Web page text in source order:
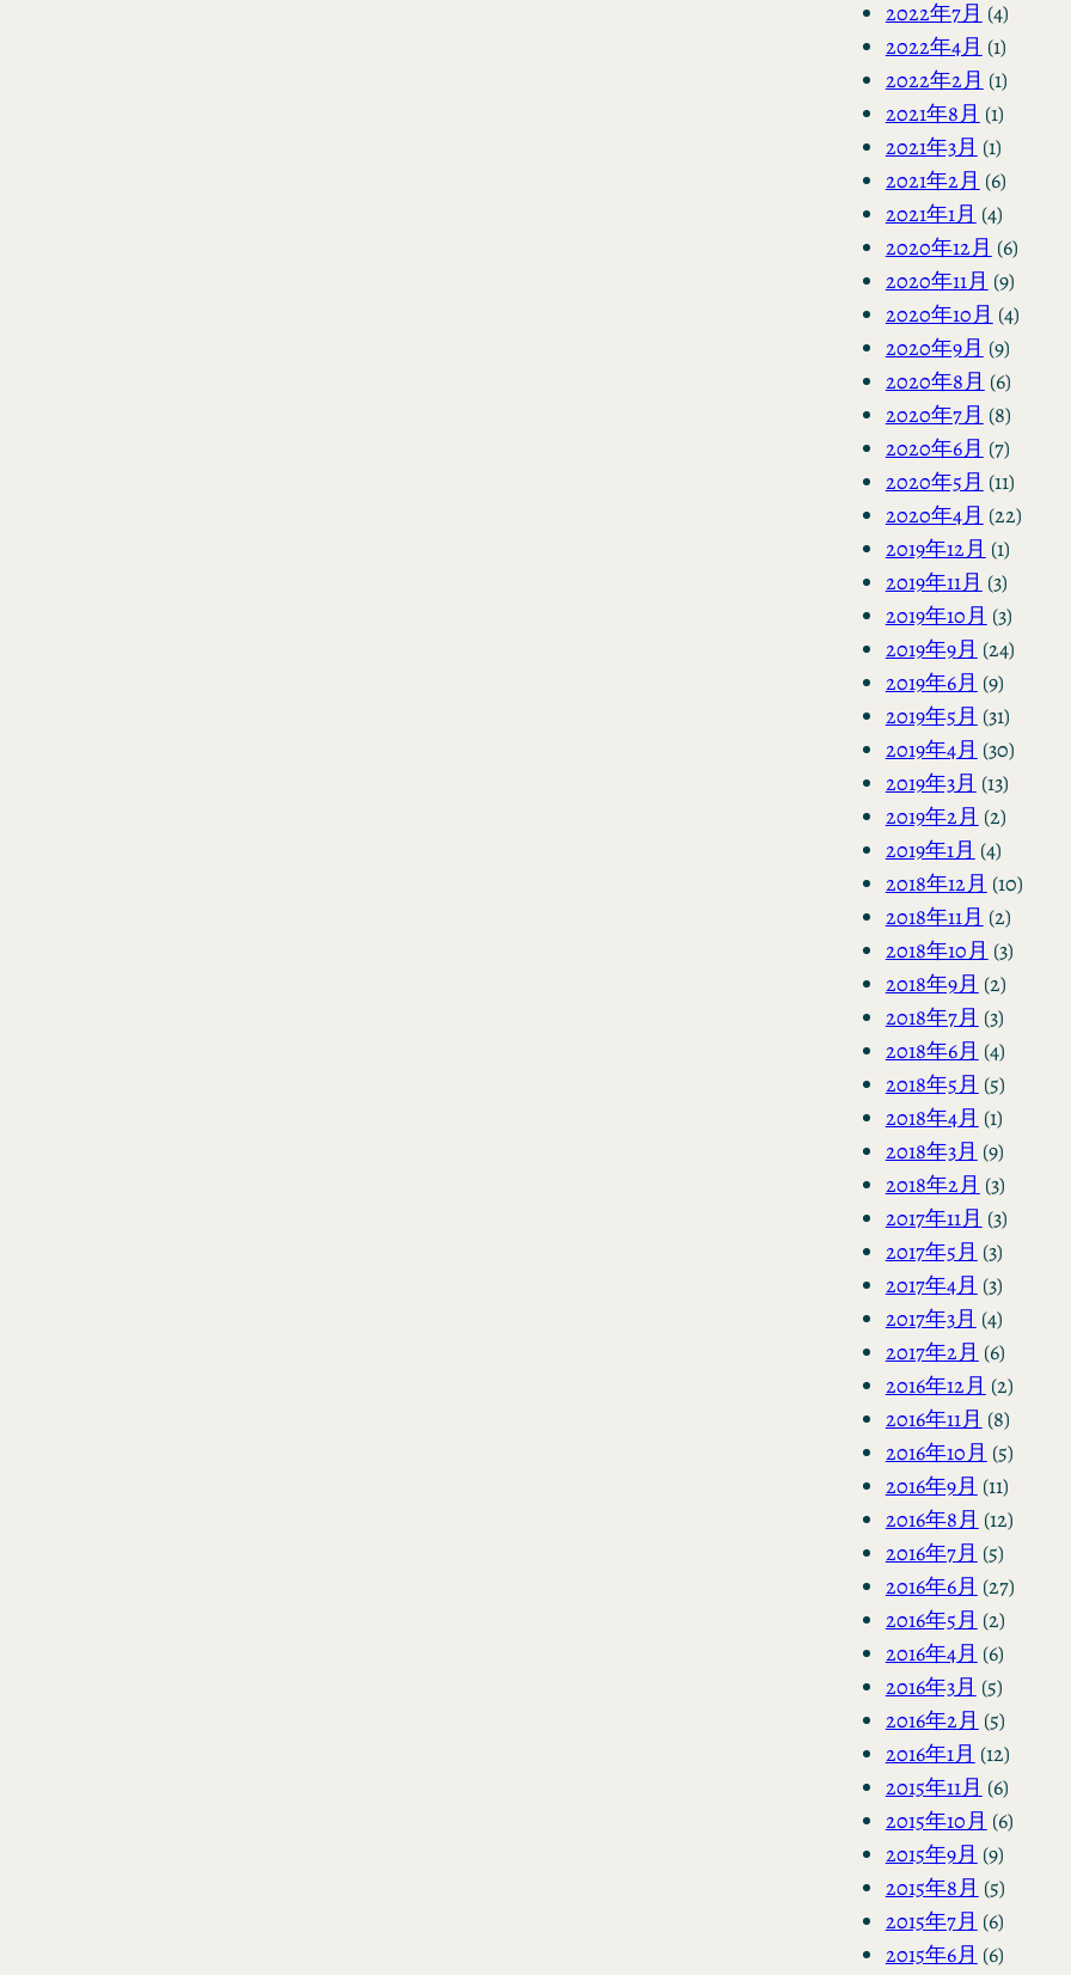
2022年7月 (4)
2022年4月 (1)
2022年2月 (1)
2021年8月 (1)
2021年3月 (1)
2021年2月 (6)
2021年1月 (4)
2020年12月 (6)
2020年11月 (9)
2020年10月 (4)
2020年9月 (9)
2020年8月 (6)
2020年7月 (8)
2020年6月 (7)
2020年5月 (11)
2020年4月 (22)
2019年12月 (1)
2019年11月 (3)
2019年10月 (3)
2019年9月 (24)
2019年6月 (9)
2019年5月 (31)
2019年4月 (30)
2019年3月 (13)
2019年2月 (2)
2019年1月 (4)
2018年12月 (10)
2018年11月 (2)
2018年10月 (3)
2018年9月 (2)
2018年7月 (3)
2018年6月 (4)
2018年5月 (5)
2018年4月 (1)
2018年3月 (9)
2018年2月 (3)
2017年11月 (3)
2017年5月 (3)
2017年4月 (3)
2017年3月 (4)
2017年2月 (6)
2016年12月 (2)
2016年11月 (8)
2016年10月 (5)
2016年9月 (11)
2016年8月 (12)
2016年7月 (5)
2016年6月 (27)
2016年5月 (2)
2016年4月 (6)
2016年3月 (5)
2016年2月 (5)
2016年1月 (12)
2015年11月 (6)
2015年10月 (6)
2015年9月 (9)
2015年8月 (5)
2015年7月 (6)
2015年6月 (6)